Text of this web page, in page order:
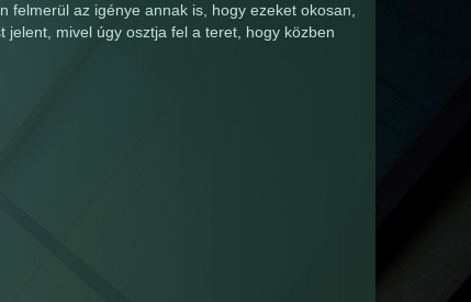
az igénye annak is, hogy ezeket okosan,
mivel úgy osztja fel a teret, hogy közben